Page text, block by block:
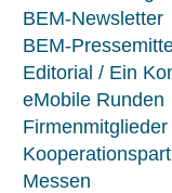
BEM-Newsletter
BEM-
Editorial / Ein
eMobile Runden
Firmenmitglieder
Messen